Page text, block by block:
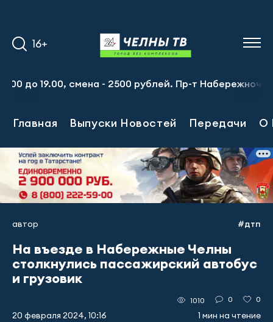
16+
смена - 2500 рублей. Пр-т Набережночелнинский,
Главная Выпуски Новостей Передачи О
автор #дтп
На въезде в Набережные Челны
столкнулись пассажирский автобус
и грузовик
20 февраля 2024, 10:16
1010 0 0
1 мин на чтение